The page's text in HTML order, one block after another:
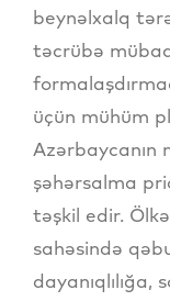
beynəlxalq
təcrübə
üçün mühüm
Azərbaycanın
şəhərsalma
təşkil edir.
sahəsində